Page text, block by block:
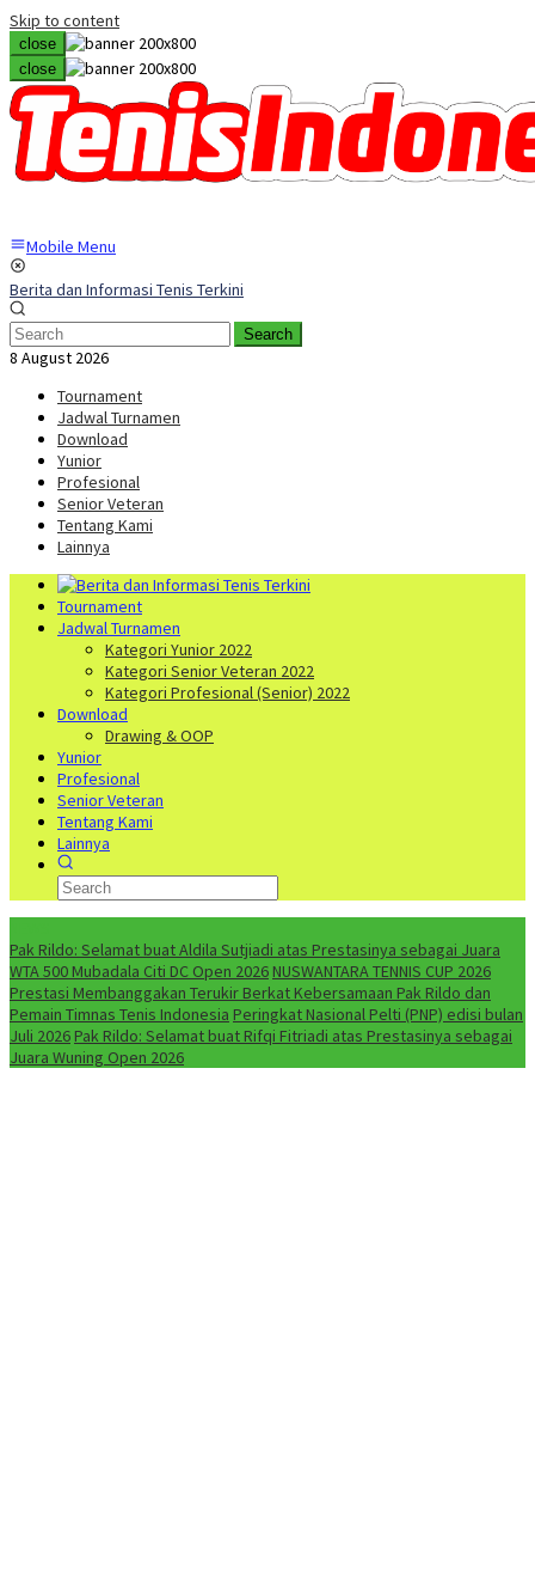
Skip to content
close
close
Mobile Menu
Berita dan Informasi Tenis Terkini
Search
8 August 2026
Tournament
Jadwal Turnamen
Download
Yunior
Profesional
Senior Veteran
Tentang Kami
Lainnya
Tournament
Jadwal Turnamen
Kategori Yunior 2022
Kategori Senior Veteran 2022
Kategori Profesional (Senior) 2022
Download
Drawing & OOP
Yunior
Profesional
Senior Veteran
Tentang Kami
Lainnya
Pak Rildo: Selamat buat Aldila Sutjiadi atas Prestasinya sebagai Juara
WTA 500 Mubadala Citi DC Open 2026NUSWANTARA TENNIS CUP 2026
Prestasi Membanggakan Terukir Berkat Kebersamaan Pak Rildo dan
Pemain Timnas Tenis Indonesia Peringkat Nasional Pelti (PNP) edisi bulan
Juli 2026Pak Rildo: Selamat buat Rifqi Fitriadi atas Prestasinya sebagai
Juara Wuning Open 2026